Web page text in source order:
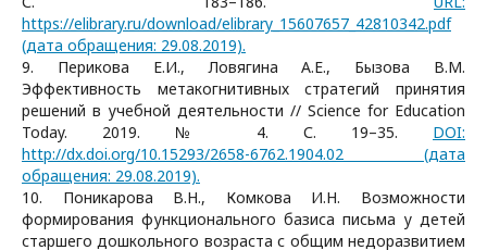
https://elibrary.ru/download/elibrary_15607657_42810342.pdf
(дата обращения: 29.08.2019).
9. Перикова Е.И., Ловягина А.Е., Бызова В.М.
Эффективность метакогнитивных стратегий принятия
решений в учебной деятельности // Science for Education
Today. 2019. № 4. С. 19–35. DOI:
http://dx.doi.org/10.15293/2658-6762.1904.02 (дата
обращения: 29.08.2019).
10. Поникарова В.Н., Комкова И.Н. Возможности
формирования функционального базиса письма у детей
старшего дошкольного возраста с общим недоразвитием